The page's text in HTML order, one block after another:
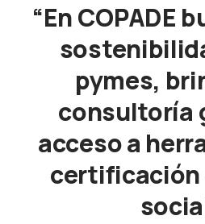
“En COPADE
pymes,
consultoría
acceso a
certificación